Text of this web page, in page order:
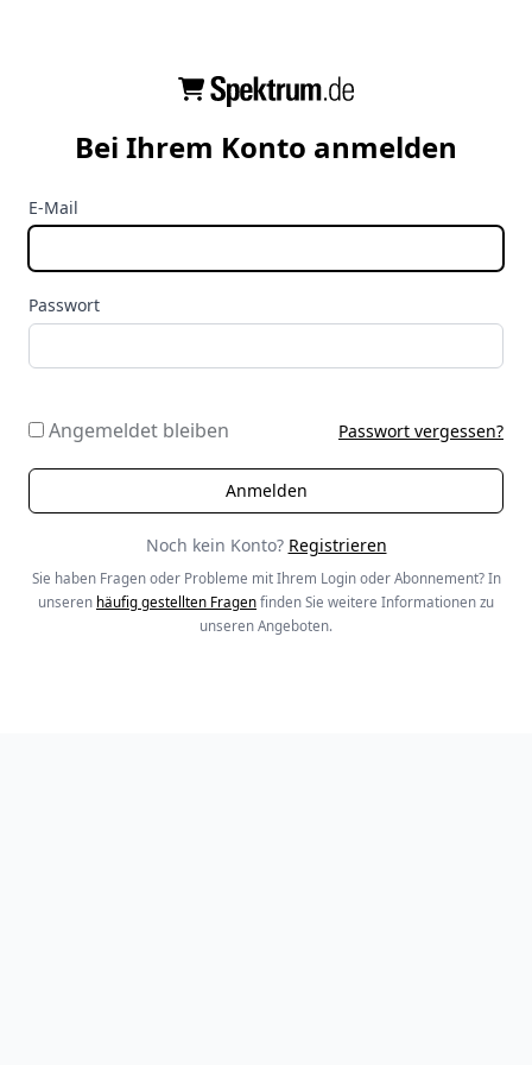
Bei Ihrem Konto anmelden
E-Mail
Passwort
Angemeldet bleiben Passwort vergessen?
Noch kein Konto? Registrieren
Sie haben Fragen oder Probleme mit Ihrem Login oder Abonnement? In
unseren häufig gestellten Fragen finden Sie weitere Informationen zu
unseren Angeboten.